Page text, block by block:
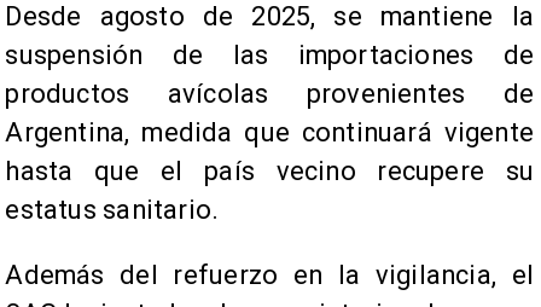
Desde agosto de 2025, se mantiene la
suspensión de las importaciones de
productos avícolas provenientes de
Argentina, medida que continuará vigente
hasta que el país vecino recupere su
estatus sanitario.
Además del refuerzo en la vigilancia, el